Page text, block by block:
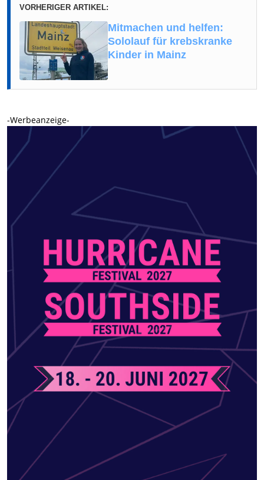
VORHERIGER ARTIKEL:
Mitmachen und helfen:
Sololauf für krebskranke
Kinder in Mainz
-Werbeanzeige-